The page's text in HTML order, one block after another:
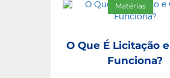
Matérias
O Que É Licitação
Funciona?